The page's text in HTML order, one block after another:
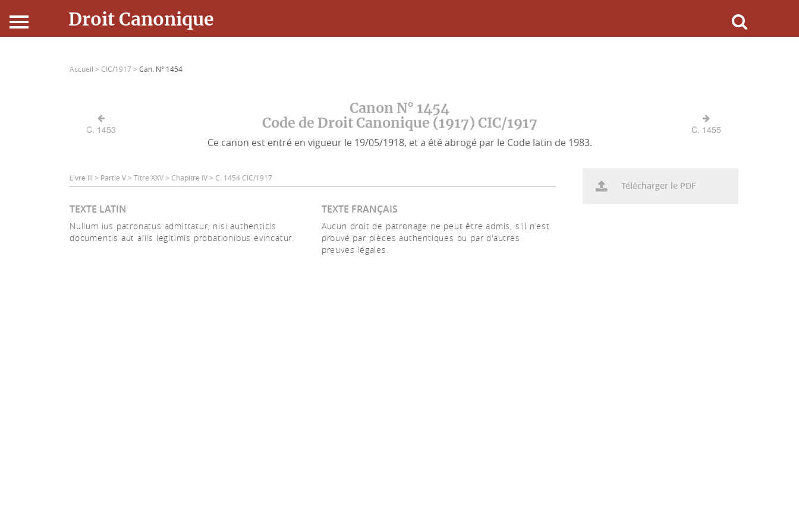
Droit Canonique
Connexion
Accueil > CIC/1917 > Can. N° 1454
C. 1453
Canon N° 1454
Code de Droit Canonique (1917) CIC/1917
Ce canon est entré en vigueur le 19/05/1918, et a été abrogé par le Code latin de 1983.
C. 1455
Livre III > Partie V > Titre XXV > Chapitre IV > C. 1454 CIC/1917
TEXTE LATIN
Nullum ius patronatus admittatur, nisi authenticis
documentis aut aliis legitimis probationibus evincatur.
TEXTE FRANÇAIS
Aucun droit de patronage ne peut être admis, s'il n'est
prouvé par pièces authentiques ou par d'autres
preuves légales.
Télécharger le PDF